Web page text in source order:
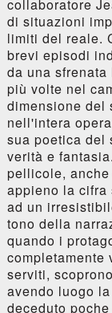
collaboratore
di situazioni
limiti del reale.
brevi episodi
da una
più volte nel
dimensione del
nell'intera
sua poetica del
verità e
pellicole,
appieno la
ad un
tono della
quando i
completamente
serviti,
avendo luogo
deceduto